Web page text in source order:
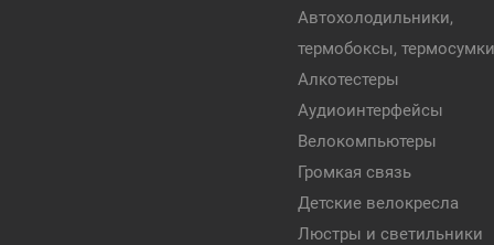
Автохолодильники,
термобоксы, термосумки
Алкотестеры
Аудиоинтерфейсы
Велокомпьютеры
Громкая связь
Детские велокресла
Люстры и светильники